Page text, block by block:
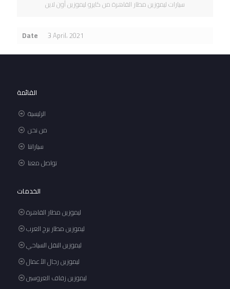
سيارات ليموزين مطار القاهرة من كايرو ليموزين أون لاين
Date 3 April، 2021
القائمة
الرئيسية
من نحن
سياراتنا
تواصل معنا
الخدمات
ليموزين مطار القاهرة
ليموزين مطار برج العرب
ليموزين النقل السياحي
ليموزين رجال الأعمال
ليموزين زفاف العروسين